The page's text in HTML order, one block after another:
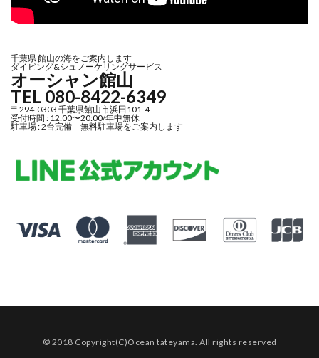
千葉県 館山の海をご案内します
ダイビング&シュノーケリングサービス
オーシャン館山
TEL 080-8422-6349
〒294-0303 千葉県館山市浜田101-4
受付時間 : 12:00〜20:00/年中無休
駐車場 : 2台完備 無料駐車場をご案内します
© 2018 Copyright(C)Ocean tateyama. All rights reserved